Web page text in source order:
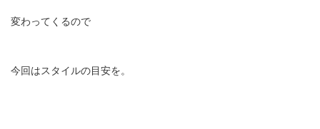
変わってくるので
今回はスタイルの目安を。